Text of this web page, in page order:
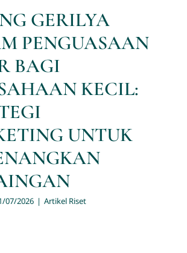
GERILYA
PENGUASAAN
BAGI
KECIL:
UNTUK
07/2026 | Artikel Riset